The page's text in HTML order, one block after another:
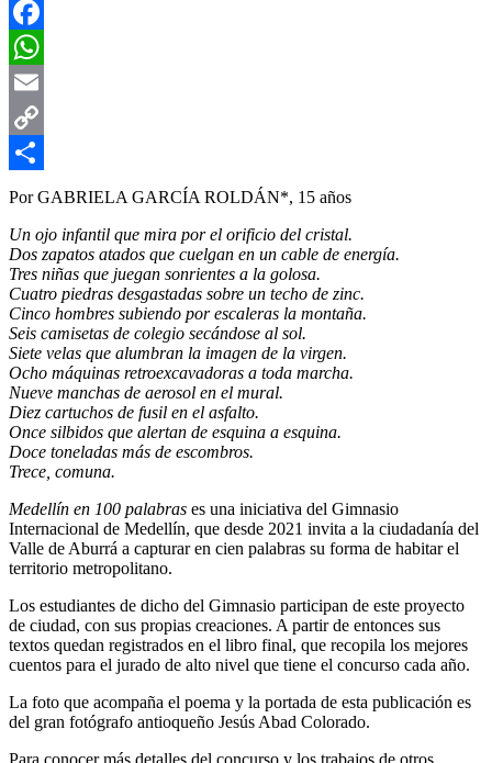
X
Facebook
WhatsApp
Email
Copy
Link
Compartir
Por GABRIELA GARCÍA ROLDÁN*, 15 años
Un ojo infantil que mira por el orificio del cristal.
Dos zapatos atados que cuelgan en un cable de energía.
Tres niñas que juegan sonrientes a la golosa.
Cuatro piedras desgastadas sobre un techo de zinc.
Cinco hombres subiendo por escaleras la montaña.
Seis camisetas de colegio secándose al sol.
Siete velas que alumbran la imagen de la virgen.
Ocho máquinas retroexcavadoras a toda marcha.
Nueve manchas de aerosol en el mural.
Diez cartuchos de fusil en el asfalto.
Once silbidos que alertan de esquina a esquina.
Doce toneladas más de escombros.
Trece, comuna.
Medellín en 100 palabras es una iniciativa del Gimnasio
Internacional de Medellín, que desde 2021 invita a la ciudadanía del
Valle de Aburrá a capturar en cien palabras su forma de habitar el
territorio metropolitano.
Los estudiantes de dicho del Gimnasio participan de este proyecto
de ciudad, con sus propias creaciones. A partir de entonces sus
textos quedan registrados en el libro final, que recopila los mejores
cuentos para el jurado de alto nivel que tiene el concurso cada año.
La foto que acompaña el poema y la portada de esta publicación es
del gran fotógrafo antioqueño Jesús Abad Colorado.
Para conocer más detalles del concurso y los trabajos de otros